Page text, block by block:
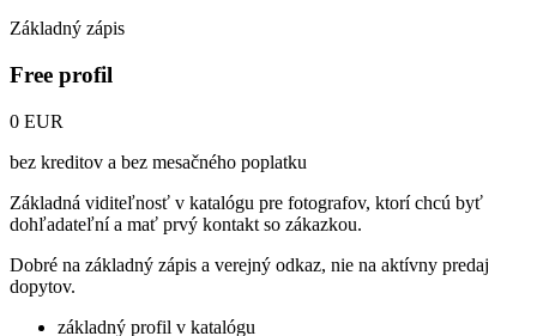
Základný zápis
Free profil
0 EUR
bez kreditov a bez mesačného poplatku
Základná viditeľnosť v katalógu pre fotografov, ktorí chcú byť
dohľadateľní a mať prvý kontakt so zákazkou.
Dobré na základný zápis a verejný odkaz, nie na aktívny predaj
dopytov.
základný profil v katalógu